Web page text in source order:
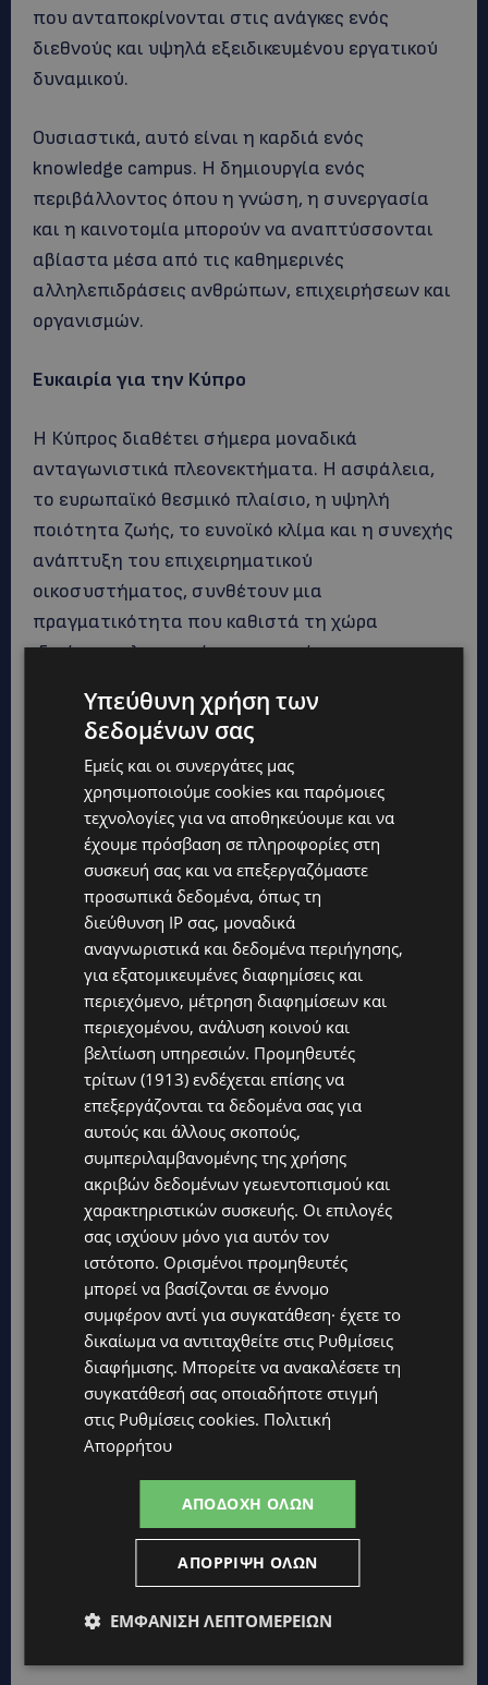
που ανταποκρίνονται στις ανάγκες ενός
διεθνούς και υψηλά εξειδικευμένου εργατικού
δυναμικού.
Ουσιαστικά, αυτό είναι η καρδιά ενός
knowledge campus. Η δημιουργία ενός
περιβάλλοντος όπου η γνώση, η συνεργασία
και η καινοτομία μπορούν να αναπτύσσονται
αβίαστα μέσα από τις καθημερινές
αλληλεπιδράσεις ανθρώπων, επιχειρήσεων και
οργανισμών.
Eυκαιρία για την Κύπρο
Η Κύπρος διαθέτει σήμερα μοναδικά
ανταγωνιστικά πλεονεκτήματα. Η ασφάλεια,
το ευρωπαϊκό θεσμικό πλαίσιο, η υψηλή
ποιότητα ζωής, το ευνοϊκό κλίμα και η συνεχής
ανάπτυξη του επιχειρηματικού
οικοσυστήματος, συνθέτουν μια
πραγματικότητα που καθιστά τη χώρα
ιδιαίτερα ελκυστική για εταιρείες και
Καθώς όλο και περισσότερες διεθνείς
εταιρείες αναζητούν νέους προορισμούς για
ανάπτυξη και προσέλκυση ταλέντου, η
δημιουργία περισσότερων knowledge campuses
μπορεί να αποτελέσει στρατηγικό πυλώνα της
οικονομικής ανάπτυξης της χώρας.
Το πραγματικό ζητούμενο και το στοίχημα που
καλείται να κερδίσει η Κύπρος αφορά τον
τρόπο με τον οποίο σχεδιάζονται οι πόλεις,
μέσα από τη δημιουργία περιβαλλόντων που
ενισχύουν την καινοτομία, προσελκύουν
ανθρώπινο κεφάλαιο και στηρίζουν τη
διαμόρφωση βιώσιμων και σύγχρονων
κοινοτήτων.
Οι πόλεις που θα ξεχωρίσουν την επόμενη
δεκαετία δεν θα είναι εκείνες με την πιο
έντονη δόμηση, αλλά όσες θα καταφέρουν να
συνδέσουν ουσιαστικά την εργασία, τη γνώση,
την καινοτομία και την καθημερινή ζωή σε ένα
ενιαίο οικοσύστημα.
Σε αυτή τη μετάβαση, η Κύπρος δεν λειτουργεί
ήδη τη δική της πορεία και αρχίζει να γράφει
τη δική της ιστορία…
*Ο Γιάννης Μισιρλής είναι Πρόεδρος του Ομίλου
Imperio και Πρόεδρος του Συνδέσμου
Υπεύθυνη χρήση των
δεδομένων σας
Εμείς και οι συνεργάτες μας
χρησιμοποιούμε cookies και παρόμοιες
τεχνολογίες για να αποθηκεύουμε και να
έχουμε πρόσβαση σε πληροφορίες στη
συσκευή σας και να επεξεργαζόμαστε
προσωπικά δεδομένα, όπως τη
διεύθυνση IP σας, μοναδικά
αναγνωριστικά και δεδομένα περιήγησης,
για εξατομικευμένες διαφημίσεις και
περιεχόμενο, μέτρηση διαφημίσεων και
περιεχομένου, ανάλυση κοινού και
βελτίωση υπηρεσιών. Προμηθευτές
τρίτων (1913) ενδέχεται επίσης να
επεξεργάζονται τα δεδομένα σας για
αυτούς και άλλους σκοπούς,
συμπεριλαμβανομένης της χρήσης
ακριβών δεδομένων γεωεντοπισμού και
χαρακτηριστικών συσκευής. Οι επιλογές
σας ισχύουν μόνο για αυτόν τον
ιστότοπο. Ορισμένοι προμηθευτές
μπορεί να βασίζονται σε έννομο
συμφέρον αντί για συγκατάθεση· έχετε το
δικαίωμα να αντιταχθείτε στις Ρυθμίσεις
διαφήμισης. Μπορείτε να ανακαλέσετε τη
συγκατάθεσή σας οποιαδήποτε στιγμή
στις Ρυθμίσεις cookies. Πολιτική
Απορρήτου
ΑΠΟΔΟΧΉ ΌΛΩΝ
ΑΠΌΡΡΙΨΗ ΌΛΩΝ
ΕΜΦΆΝΙΣΗ ΛΕΠΤΟΜΕΡΕΙΏΝ